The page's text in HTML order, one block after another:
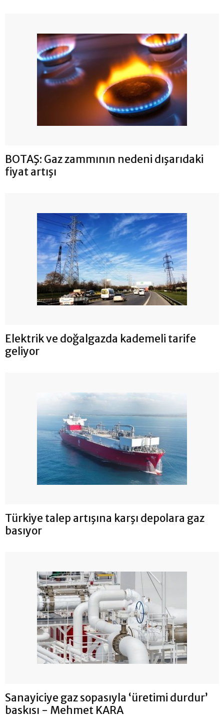
BOTAŞ: Gaz zammının nedeni dışarıdaki
fiyat artışı
Elektrik ve doğalgazda kademeli tarife
geliyor
Türkiye talep artışına karşı depolara gaz
basıyor
Sanayiciye gaz sopasıyla ‘üretimi durdur’
baskısı - Mehmet KARA